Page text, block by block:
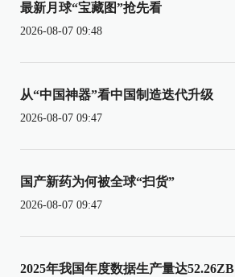
最新月球“宝藏图”抢先看
2026-08-07 09:48
从“中国神器”看中国制造迭代升级
2026-08-07 09:47
国产新药为何被全球“扫货”
2026-08-07 09:47
2025年我国年度数据生产量达52.26ZB